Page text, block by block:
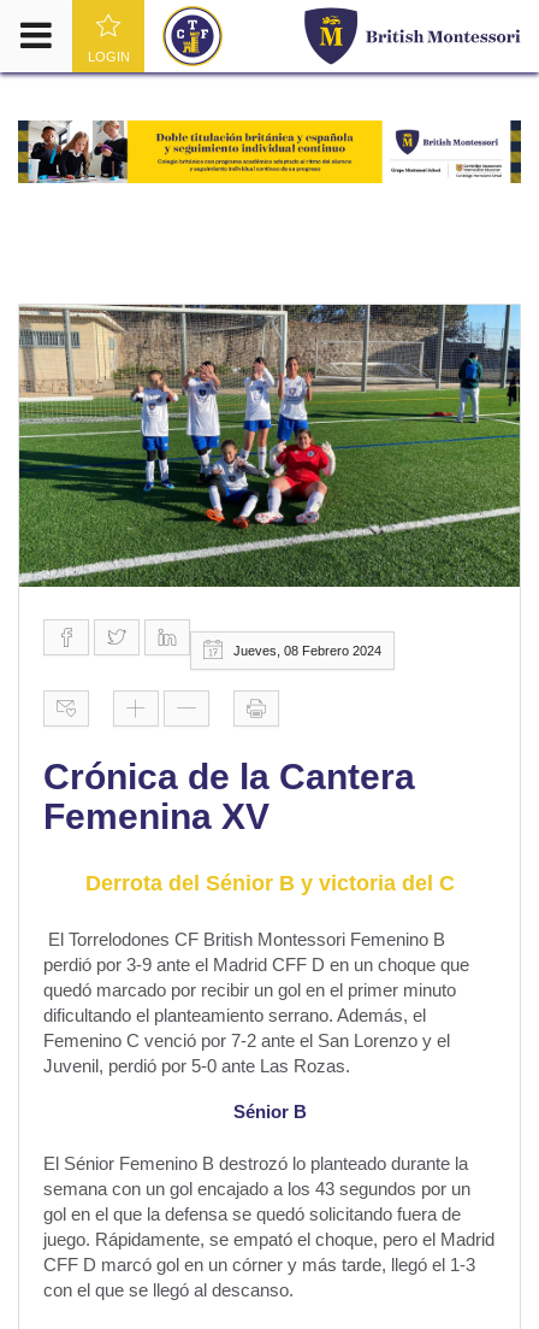
LOGIN
Jueves, 08 Febrero 2024
Crónica de la Cantera
Femenina XV
Derrota del Sénior B y victoria del C
El Torrelodones CF British Montessori Femenino B
perdió por 3-9 ante el Madrid CFF D en un choque que
quedó marcado por recibir un gol en el primer minuto
dificultando el planteamiento serrano. Además, el
Femenino C venció por 7-2 ante el San Lorenzo y el
Juvenil, perdió por 5-0 ante Las Rozas.
Sénior B
El Sénior Femenino B destrozó lo planteado durante la
semana con un gol encajado a los 43 segundos por un
gol en el que la defensa se quedó solicitando fuera de
juego. Rápidamente, se empató el choque, pero el Madrid
CFF D marcó gol en un córner y más tarde, llegó el 1-3
con el que se llegó al descanso.